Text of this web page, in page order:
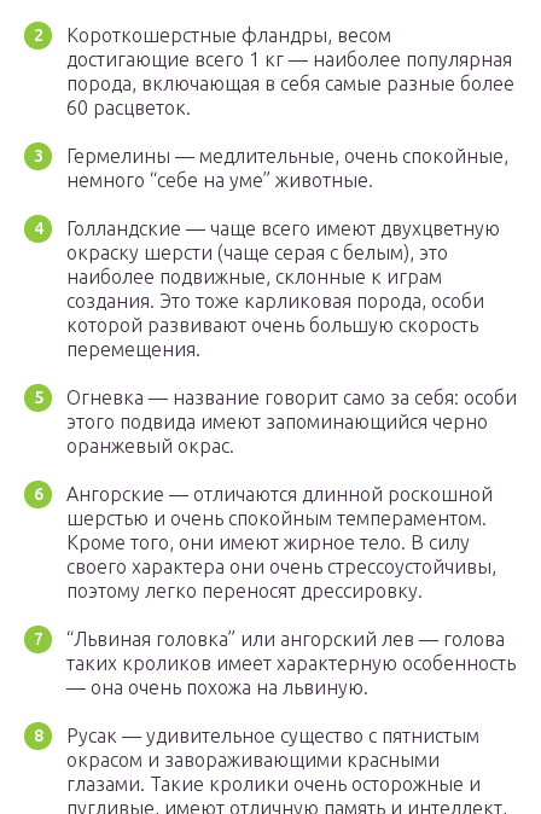
Короткошерстные фландры, весом
достигающие всего 1 кг — наиболее популярная
порода, включающая в себя самые разные более
60 расцветок.
Гермелины — медлительные, очень спокойные,
немного “себе на уме” животные.
Голландские — чаще всего имеют двухцветную
окраску шерсти (чаще серая с белым), это
наиболее подвижные, склонные к играм
создания. Это тоже карликовая порода, особи
которой развивают очень большую скорость
перемещения.
Огневка — название говорит само за себя: особи
этого подвида имеют запоминающийся черно
оранжевый окрас.
Ангорские — отличаются длинной роскошной
шерстью и очень спокойным темпераментом.
Кроме того, они имеют жирное тело. В силу
своего характера они очень стрессоустойчивы,
поэтому легко переносят дрессировку.
“Львиная головка” или ангорский лев — голова
таких кроликов имеет характерную особенность
— она очень похожа на львиную.
Русак — удивительное существо с пятнистым
окрасом и завораживающими красными
глазами. Такие кролики очень осторожные и
пугливые, имеют отличную память и интеллект,